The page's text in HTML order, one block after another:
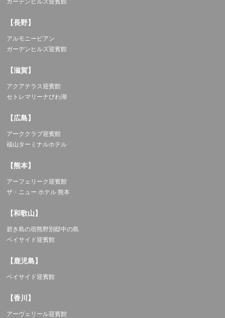
【長野】
アルモニービアン
ガーデンヒルズ迎賓館
【滋賀】
アクアテラス迎賓館
セトレマリーナびわ湖
【広島】
アーククラブ迎賓館
福山ターミナルホテル
【熊本】
アーフェリーク迎賓館
ザ・ニュー ホテル 熊本
【和歌山】
碧き島の宿熊野別邸中の島
ベイサイド迎賓館
【鹿児島】
ベイサイド迎賓館
【香川】
アーヴェリール迎賓館